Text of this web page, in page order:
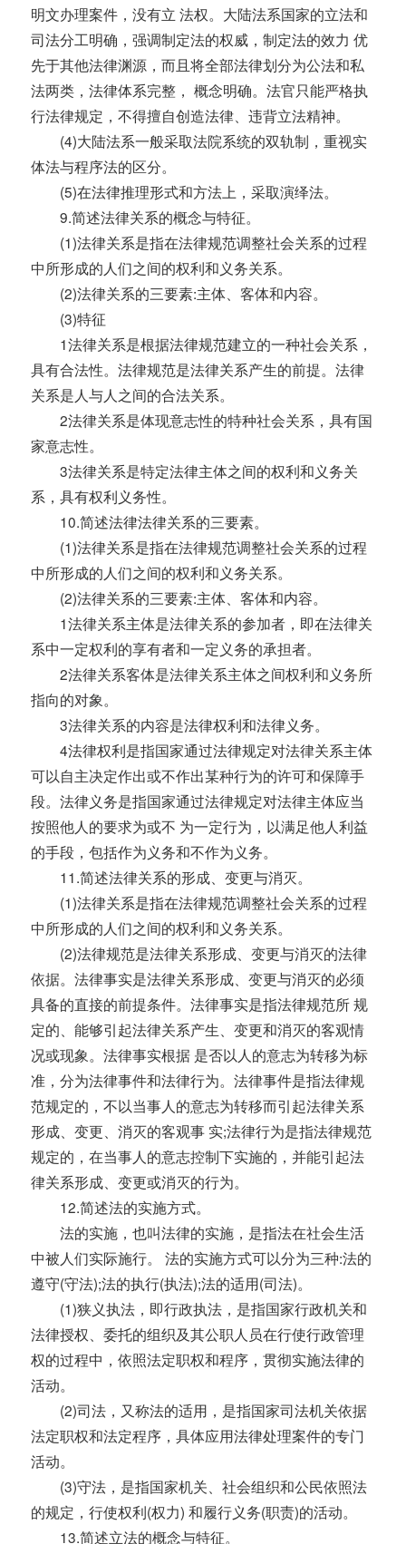
明文办理案件，没有立 法权。大陆法系国家的立法和
司法分工明确，强调制定法的权威，制定法的效力 优
先于其他法律渊源，而且将全部法律划分为公法和私
法两类，法律体系完整， 概念明确。法官只能严格执
行法律规定，不得擅自创造法律、违背立法精神。
(4)大陆法系一般采取法院系统的双轨制，重视实
体法与程序法的区分。
(5)在法律推理形式和方法上，采取演绎法。
9.简述法律关系的概念与特征。
(1)法律关系是指在法律规范调整社会关系的过程
中所形成的人们之间的权利和义务关系。
(2)法律关系的三要素:主体、客体和内容。
(3)特征
1法律关系是根据法律规范建立的一种社会关系，
具有合法性。法律规范是法律关系产生的前提。法律
关系是人与人之间的合法关系。
2法律关系是体现意志性的特种社会关系，具有国
家意志性。
3法律关系是特定法律主体之间的权利和义务关
系，具有权利义务性。
10.简述法律法律关系的三要素。
(1)法律关系是指在法律规范调整社会关系的过程
中所形成的人们之间的权利和义务关系。
(2)法律关系的三要素:主体、客体和内容。
1法律关系主体是法律关系的参加者，即在法律关
系中一定权利的享有者和一定义务的承担者。
2法律关系客体是法律关系主体之间权利和义务所
指向的对象。
3法律关系的内容是法律权利和法律义务。
4法律权利是指国家通过法律规定对法律关系主体
可以自主决定作出或不作出某种行为的许可和保障手
段。法律义务是指国家通过法律规定对法律主体应当
按照他人的要求为或不 为一定行为，以满足他人利益
的手段，包括作为义务和不作为义务。
11.简述法律关系的形成、变更与消灭。
(1)法律关系是指在法律规范调整社会关系的过程
中所形成的人们之间的权利和义务关系。
(2)法律规范是法律关系形成、变更与消灭的法律
依据。法律事实是法律关系形成、变更与消灭的必须
具备的直接的前提条件。法律事实是指法律规范所 规
定的、能够引起法律关系产生、变更和消灭的客观情
况或现象。法律事实根据 是否以人的意志为转移为标
准，分为法律事件和法律行为。法律事件是指法律规
范规定的，不以当事人的意志为转移而引起法律关系
形成、变更、消灭的客观事 实;法律行为是指法律规范
规定的，在当事人的意志控制下实施的，并能引起法
律关系形成、变更或消灭的行为。
12.简述法的实施方式。
法的实施，也叫法律的实施，是指法在社会生活
中被人们实际施行。 法的实施方式可以分为三种:法的
遵守(守法);法的执行(执法);法的适用(司法)。
(1)狭义执法，即行政执法，是指国家行政机关和
法律授权、委托的组织及其公职人员在行使行政管理
权的过程中，依照法定职权和程序，贯彻实施法律的
活动。
(2)司法，又称法的适用，是指国家司法机关依据
法定职权和法定程序，具体应用法律处理案件的专门
活动。
(3)守法，是指国家机关、社会组织和公民依照法
的规定，行使权利(权力) 和履行义务(职责)的活动。
13.简述立法的概念与特征。